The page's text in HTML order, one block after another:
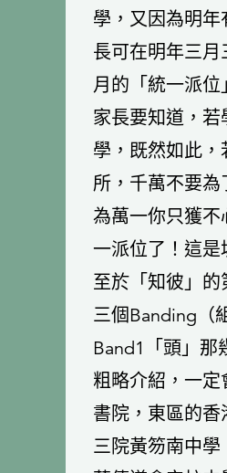
學，又因為明
長可在明年三
月的「統一派位
家長要知道，
學，既然如此
所，千萬不要為
為萬一你只獲
一派位了！這是
至於「知彼」
三個Banding（
Band1「頭」那
粗略介紹，一
書院，東區的
三院黃笏南中